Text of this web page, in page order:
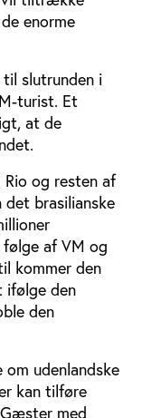
enorme
slutrunden i
turist. Et
at de
og resten af
det brasilianske
følge af VM og
kommer den
ifølge den
den
udenlandske
kan tilføre
med